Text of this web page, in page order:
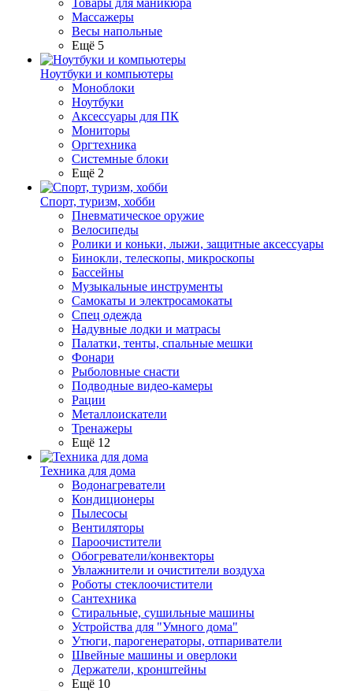
Товары для маникюра
Массажеры
Весы напольные
Ещё 5
Ноутбуки и компьютеры
Моноблоки
Ноутбуки
Аксессуары для ПК
Мониторы
Оргтехника
Системные блоки
Ещё 2
Спорт, туризм, хобби
Пневматическое оружие
Велосипеды
Ролики и коньки, лыжи, защитные аксессуары
Бинокли, телескопы, микроскопы
Бассейны
Музыкальные инструменты
Самокаты и электросамокаты
Спец одежда
Надувные лодки и матрасы
Палатки, тенты, спальные мешки
Фонари
Рыболовные снасти
Подводные видео-камеры
Рации
Металлоискатели
Тренажеры
Ещё 12
Техника для дома
Водонагреватели
Кондиционеры
Пылесосы
Вентиляторы
Пароочистители
Обогреватели/конвекторы
Увлажнители и очистители воздуха
Роботы стеклоочистители
Сантехника
Стиральные, сушильные машины
Устройства для "Умного дома"
Утюги, парогенераторы, отпариватели
Швейные машины и оверлоки
Держатели, кронштейны
Ещё 10